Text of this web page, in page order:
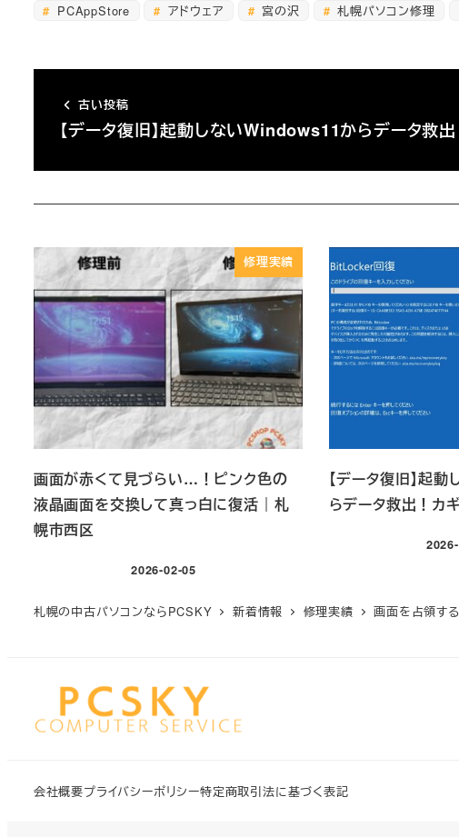
PCAppStore アドウェア 宮の沢 札幌パソコン修理
古い投稿
【データ復旧】起動しないWindows11からデータ救
修理実績
画面が赤くて見づらい…！ピンク色の
液晶画面を交換して真っ白に復活｜札
幌市西区
投稿日
2026-02-05
【データ復旧】起
らデータ救出！カ
投稿
札幌の中古パソコンならPCSKY 新着情報 修理実績 画面を占領す
会社概要プライバシーポリシー特定商取引法に基づく表記